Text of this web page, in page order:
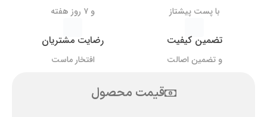
با پست پیشتاز و ۷ روز هفته
تضمین کیفیت
و تضمین اصالت
رضایت مشتریان
افتخار ماست
قیمت محصول